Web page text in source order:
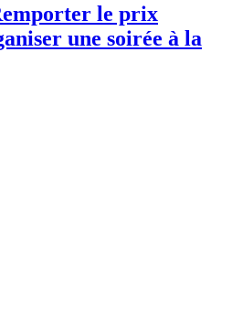
le prix
une soirée à la